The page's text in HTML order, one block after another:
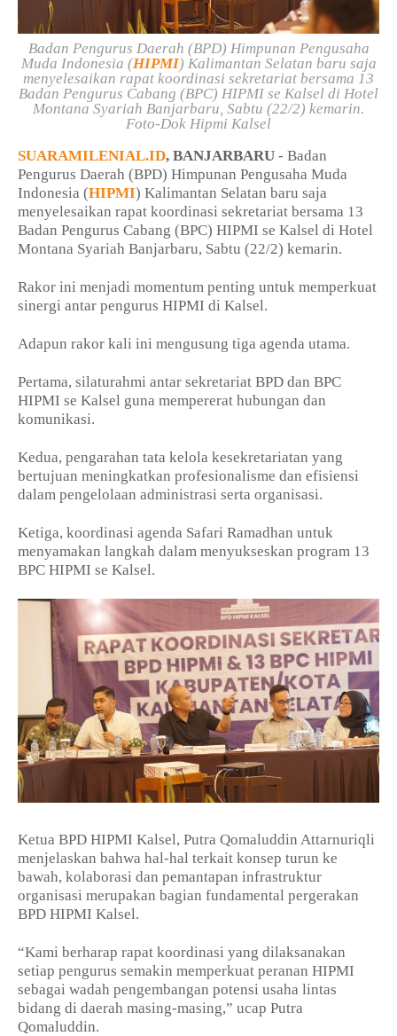
Badan Pengurus Daerah (BPD) Himpunan Pengusaha
Muda Indonesia (HIPMI) Kalimantan Selatan baru saja
menyelesaikan rapat koordinasi sekretariat bersama 13
Badan Pengurus Cabang (BPC) HIPMI se Kalsel di Hotel
Montana Syariah Banjarbaru, Sabtu (22/2) kemarin.
Foto-Dok Hipmi Kalsel
SUARAMILENIAL.ID, BANJARBARU - Badan
Pengurus Daerah (BPD) Himpunan Pengusaha Muda
Indonesia (HIPMI) Kalimantan Selatan baru saja
menyelesaikan rapat koordinasi sekretariat bersama 13
Badan Pengurus Cabang (BPC) HIPMI se Kalsel di Hotel
Montana Syariah Banjarbaru, Sabtu (22/2) kemarin.
Rakor ini menjadi momentum penting untuk memperkuat
sinergi antar pengurus HIPMI di Kalsel.
Adapun rakor kali ini mengusung tiga agenda utama.
Pertama, silaturahmi antar sekretariat BPD dan BPC
HIPMI se Kalsel guna mempererat hubungan dan
komunikasi.
Kedua, pengarahan tata kelola kesekretariatan yang
bertujuan meningkatkan profesionalisme dan efisiensi
dalam pengelolaan administrasi serta organisasi.
Ketiga, koordinasi agenda Safari Ramadhan untuk
menyamakan langkah dalam menyukseskan program 13
BPC HIPMI se Kalsel.
Ketua BPD HIPMI Kalsel, Putra Qomaluddin Attarnuriqli
menjelaskan bahwa hal-hal terkait konsep turun ke
bawah, kolaborasi dan pemantapan infrastruktur
organisasi merupakan bagian fundamental pergerakan
BPD HIPMI Kalsel.
“Kami berharap rapat koordinasi yang dilaksanakan
setiap pengurus semakin memperkuat peranan HIPMI
sebagai wadah pengembangan potensi usaha lintas
bidang di daerah masing-masing,” ucap Putra
Qomaluddin.